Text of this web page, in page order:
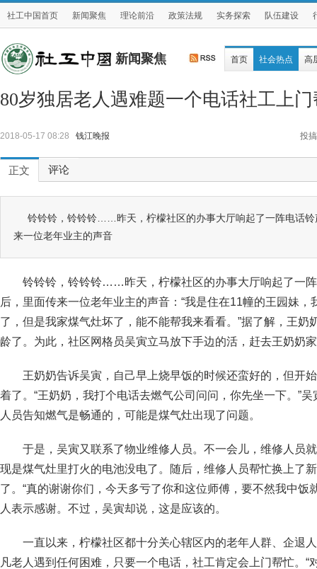
社工中国首页 新闻聚焦 理论前沿 政策法规 实务探索 队伍建设
新闻聚焦 首页 社会热点 高
80岁独居老人遇难题一个电话社工上
2018-05-17 08:28 钱江晚报 投搞
正文 评论
铃铃铃，铃铃铃……昨天，柠檬社区的办事大厅响起了一阵电话
来一位老年业主的声音
铃铃铃，铃铃铃……昨天，柠檬社区的办事大厅响起了一
后，里面传来一位老年业主的声音：“我是住在11幢的王园妹
了，但是我家煤气灶坏了，能不能帮我来看看。”据了解，王奶
龄了。为此，社区网格员吴寅立马放下手边的活，赶去王奶奶
王奶奶告诉吴寅，自己早上烧早饭的时候还蛮好的，但开
着了。“王奶奶，我打个电话去燃气公司问问，你先坐一下。”
人员告知燃气是畅通的，可能是煤气灶出现了问题。
于是，吴寅又联系了物业维修人员。不一会儿，维修人员
现是煤气灶里打火的电池没电了。随后，维修人员帮忙换上了
了。“真的谢谢你们，今天多亏了你和这位师傅，要不然我中饭
人表示感谢。不过，吴寅却说，这是应该的。
一直以来，柠檬社区都十分关心辖区内的老年人群、企退
凡老人遇到任何困难，只要一个电话，社工肯定会上门帮忙。“